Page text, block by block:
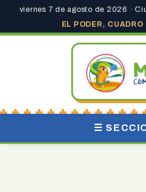
viernes 7 de agosto de 2026 ·
EL PODER,
☰